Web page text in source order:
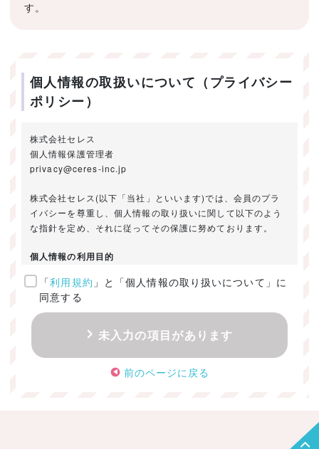
す。
個人情報の取扱いについて（プライバシー
ポリシー）
株式会社セレス
個人情報保護管理者
privacy@ceres-inc.jp
株式会社セレス(以下「当社」といいます)では、会員のプラ
イバシーを尊重し、個人情報の取り扱いに関して以下のよう
な指針を定め、それに従ってその保護に努めております。
個人情報の利用目的
ご提供いただきました個人情報は、以下のためにのみ利用い
たします。
・お問い合わせに対する回答及び資料送付のご連絡
・当社のお客様向けサービスの提供
・本人確認
・サービスの開発・改善のための分析
「利用規約 」と「個人情報の取り扱いについて」に
同意する
未入力の項目があります
前のページに戻る